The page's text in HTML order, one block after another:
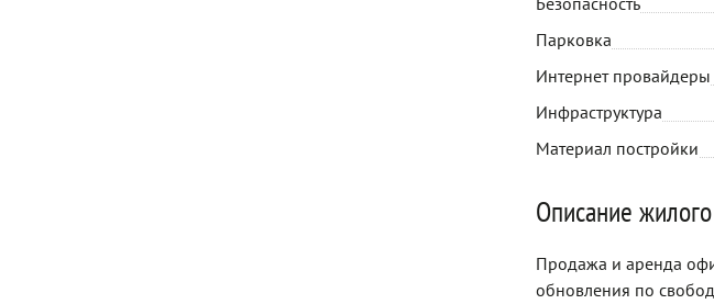
Парковка
Интернет провайдеры
Инфраструктура
Материал постройки
Описание
Продажа и аренда
обновления по